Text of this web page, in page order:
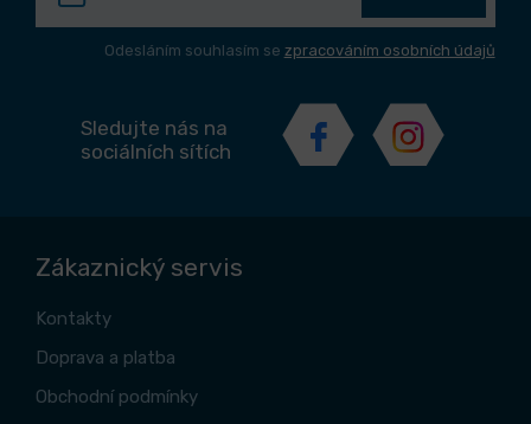
Odesláním souhlasím se zpracováním osobních údajů
Sledujte nás na
sociálních sítích
Zákaznický servis
Kontakty
Doprava a platba
Obchodní podmínky